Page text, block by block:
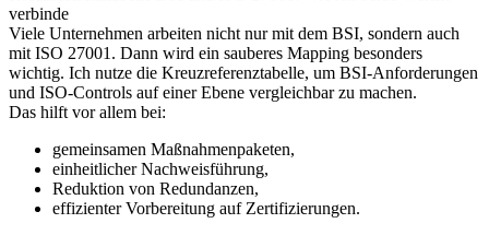
verbinde
Viele Unternehmen arbeiten nicht nur mit dem BSI, sondern auch
mit ISO 27001. Dann wird ein sauberes Mapping besonders
wichtig. Ich nutze die Kreuzreferenztabelle, um BSI-Anforderungen
und ISO-Controls auf einer Ebene vergleichbar zu machen.
Das hilft vor allem bei:
gemeinsamen Maßnahmenpaketen,
einheitlicher Nachweisführung,
Reduktion von Redundanzen,
effizienter Vorbereitung auf Zertifizierungen.